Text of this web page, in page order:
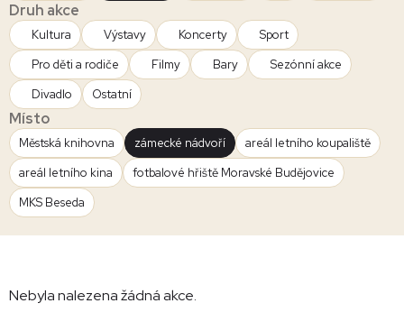
Druh akce
Kultura Výstavy Koncerty
Sport
Pro děti a rodiče
Filmy Bary
Sezónní akce
Divadlo
Ostatní
Místo
Městská knihovna zámecké nádvoří
areál letního koupaliště
areál letního kina
fotbalové hřiště Moravské Budějovice
MKS Beseda
Nebyla nalezena žádná akce.